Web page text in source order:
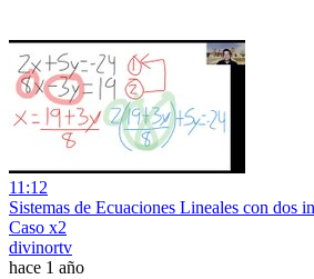
11:12
Sistemas de Ecuaciones Lineales con dos
Caso x2
divinortv
hace 1 año